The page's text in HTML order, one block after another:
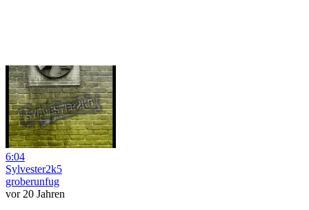
6:04
Sylvester2k5
groberunfug
vor 20 Jahren